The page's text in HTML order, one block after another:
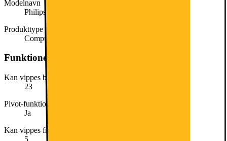
Modelnavn
Philips 27M2N3201A
Produkttype
Computer monitor
Funktioner
Kan vippes bagud (antal grader)
23
Pivot-funktion
Ja
Kan vippes fremad (antal grader)
5